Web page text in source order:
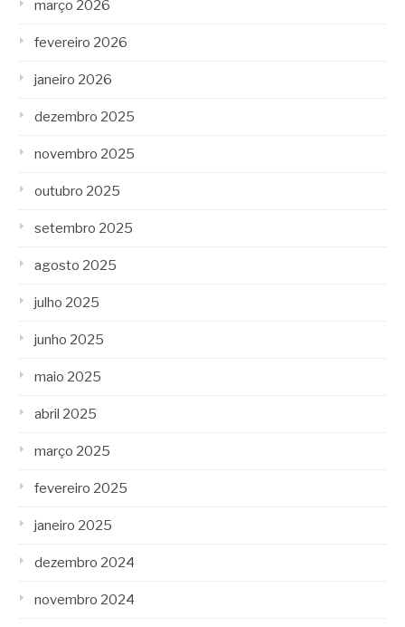
março 2026
fevereiro 2026
janeiro 2026
dezembro 2025
novembro 2025
outubro 2025
setembro 2025
agosto 2025
julho 2025
junho 2025
maio 2025
abril 2025
março 2025
fevereiro 2025
janeiro 2025
dezembro 2024
novembro 2024